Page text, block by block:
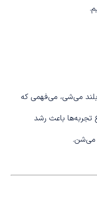
می‌شی، می‌فهمی که
باعث رشد
می‌شن.